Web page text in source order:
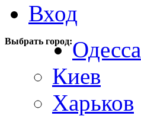
Вход
Выбрать город:Одесса
Киев
Харьков